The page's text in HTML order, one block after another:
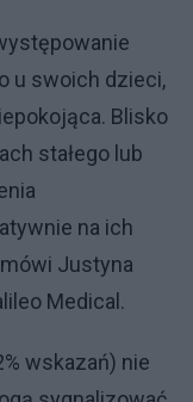
u swoich dzieci,
Blisko
stałego lub
na ich
Justyna
Medical.
wskazań) nie